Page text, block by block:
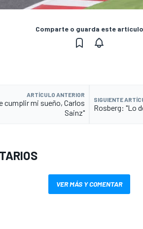
Comparte o guarda este artículo
ARTÍCULO ANTERIOR
cumplir mi sueño, Carlos
Sainz"
SIGUIENTE
Rosberg: "Lo
VER MÁS Y COMENTAR